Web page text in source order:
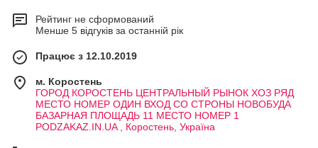
Рейтинг не сформований
Менше 5 відгуків за останній рік
Працює з 12.10.2019
м. Коростень
ГОРОД КОРОСТЕНЬ ЦЕНТРАЛЬНЫЙ РЫНОК ХОЗ РЯД
МЕСТО НОМЕР ОДИН ВХОД СО СТРОНЫ НОВОБУДА
БАЗАРНАЯ ПЛОЩАДЬ 11 МЕСТО НОМЕР 1
PODZAKAZ.IN.UA , Коростень, Україна